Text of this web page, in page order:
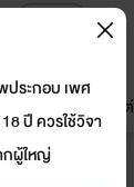
มาใหม่
แชท ธัญลิสต์
ประกอบ เพศ
ปี ควรใช้วิจา
กผู้ใหญ่